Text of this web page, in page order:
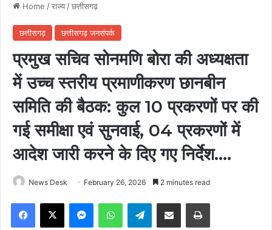
Home /राज्य /छत्तीसगढ़
छत्तीसगढ़ छत्तीसगढ़ जनसंपर्क
प्रमुख सचिव सोनमणि बोरा की अध्यक्षता
में उच्च स्तरीय प्रमाणीकरण छानबीन
समिति की बैठक: कुल 10 प्रकरणों पर की
गई समीक्षा एवं सुनवाई, 04 प्रकरणों में
आदेश जारी करने के दिए गए निर्देश….
News Desk February 26, 2026 2 minutes read
Facebook
X MessengerWhatsAppTelegramShare via Email Print